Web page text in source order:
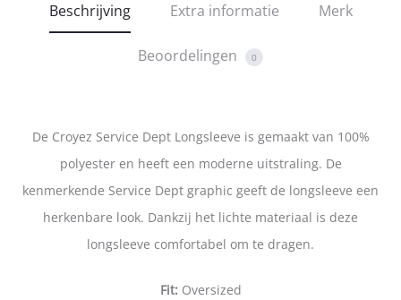
Beschrijving Extra informatie Merk
Beoordelingen 0
De Croyez Service Dept Longsleeve is gemaakt van 100%
polyester en heeft een moderne uitstraling. De
kenmerkende Service Dept graphic geeft de longsleeve een
herkenbare look. Dankzij het lichte materiaal is deze
longsleeve comfortabel om te dragen.
Fit: Oversized